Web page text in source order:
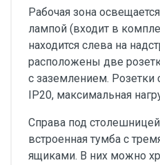
Рабочая зона
лампой (входит в
находится слева на
расположены две
с заземлением.
IP20, максимальная
Справа под столешницей
встроенная тумба с
ящиками. В них можно